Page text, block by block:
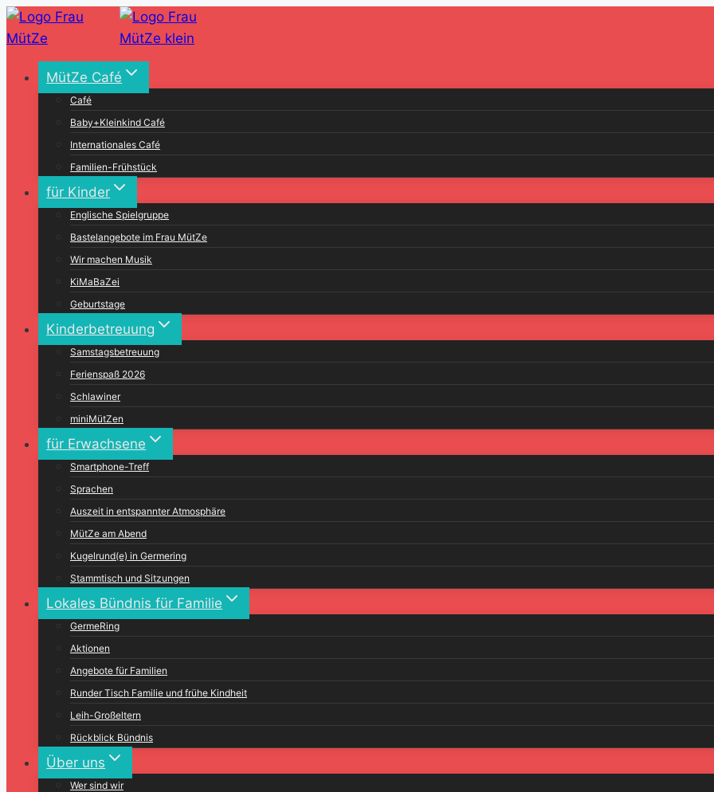
Zum
Inhalt
springen
MütZe Café
Café
Baby+Kleinkind Café
Internationales Café
Familien-Frühstück
für Kinder
Englische Spielgruppe
Bastelangebote im Frau MütZe
Wir machen Musik
KiMaBaZei
Geburtstage
Kinderbetreuung
Samstagsbetreuung
Ferienspaß 2026
Schlawiner
miniMütZen
für Erwachsene
Smartphone-Treff
Sprachen
Auszeit in entspannter Atmosphäre
MütZe am Abend
Kugelrund(e) in Germering
Stammtisch und Sitzungen
Lokales Bündnis für Familie
GermeRing
Aktionen
Angebote für Familien
Runder Tisch Familie und frühe Kindheit
Leih-Großeltern
Rückblick Bündnis
Über uns
Wer sind wir